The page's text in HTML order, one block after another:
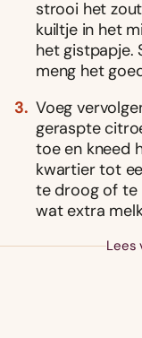
strooi het
kuiltje in het
het gistpapje.
meng het
Voeg
geraspte
toe en kneed
kwartier tot
te droog of te
wat extra
Lees